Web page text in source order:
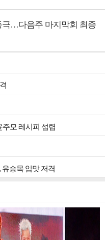
극…다음주 마지막회 최종
주모 레시피 섭렵
승목 입맛 저격